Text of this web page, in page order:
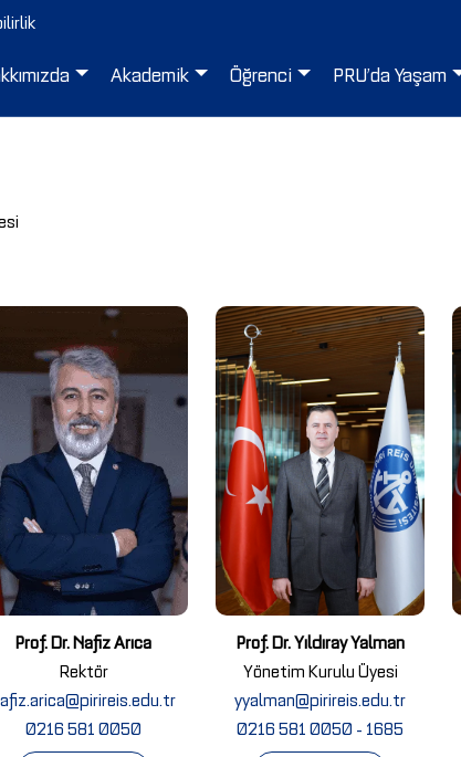
Akademik Öğrenci PRU’da Yaşam
Prof. Dr. Nafiz Arıca
Rektör
0216 581 0050
Prof. Dr. Yıldıray Yalman
Yönetim Kurulu Üyesi
yyalman@pirireis.edu.tr
0216 581 0050 - 1685